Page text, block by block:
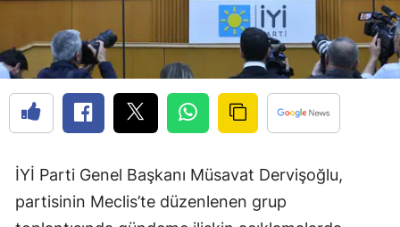
İYİ Parti Genel Başkanı Müsavat Dervişoğlu,
partisinin Meclis’te düzenlenen grup